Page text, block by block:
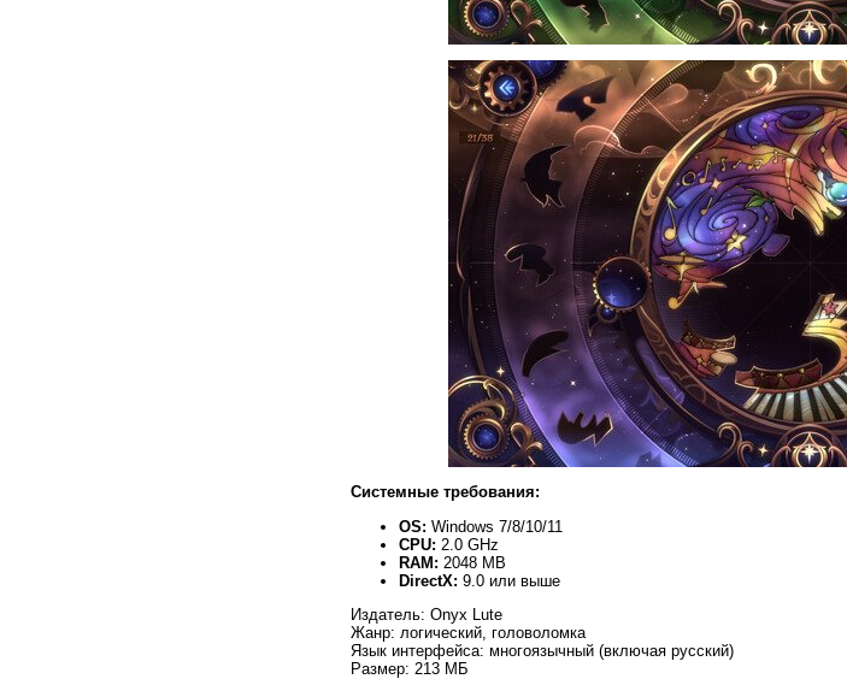
Системные требования:
OS: Windows 7/8/10/11
CPU: 2.0 GHz
RAM: 2048 MB
DirectX: 9.0 или выше
Издатель: Onyx Lute
Жанр: логический, головоломка
Язык интерфейса: многоязычный (включая русский)
Размер: 213 МБ